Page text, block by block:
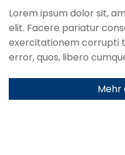
Lorem ipsum dolor sit,
elit. Facere pariatur
exercitationem corrupti
error, quos, libero
Mehr